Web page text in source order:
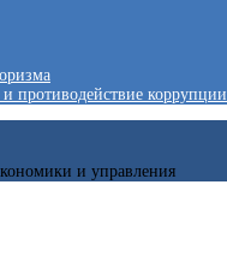
противодействие коррупции
и управления